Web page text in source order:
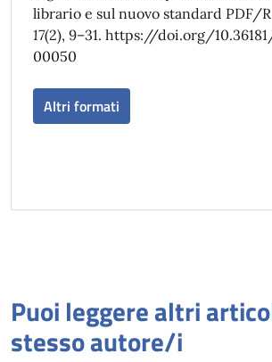
librario e sul nuovo standard PDF/
17(2), 9–31. https://doi.org/
00050
Altri formati
Puoi leggere altri
stesso autore/i